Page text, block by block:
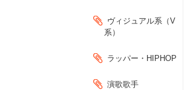
ヴィジュアル系（V
系）
ラッパー・HIPHOP
演歌歌手